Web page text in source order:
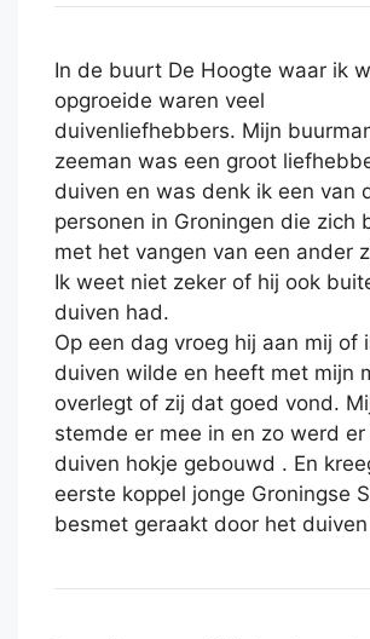
In de buurt De Hoogte waar ik
opgroeide waren veel
duivenliefhebbers. Mijn
zeeman was een groot
duiven en was denk ik een van
personen in Groningen die zich
met het vangen van een ander
Ik weet niet zeker of hij ook
duiven had.
Op een dag vroeg hij aan mij of
duiven wilde en heeft met mijn
overlegt of zij dat goed vond.
stemde er mee in en zo werd er
duiven hokje gebouwd . En
eerste koppel jonge Groningse
besmet geraakt door het